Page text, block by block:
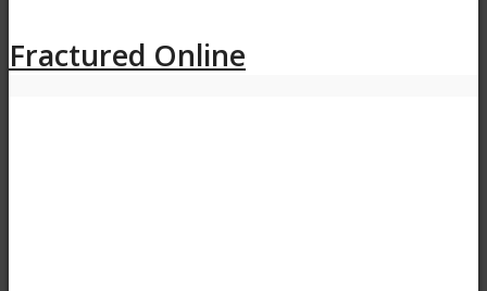
Fractured Online